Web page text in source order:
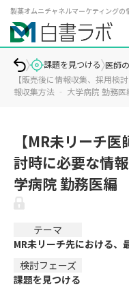
製薬オムニチャネルマーケティングの
課題を見つける 医師
【販売後に情報収集、採用検
報収集方法 ‐ 大学病院 勤務医
【MR未リーチ
討時に必要な情
学病院 勤務医編
テーマ
MR未リーチ先における、
検討フェーズ
課題を見つける